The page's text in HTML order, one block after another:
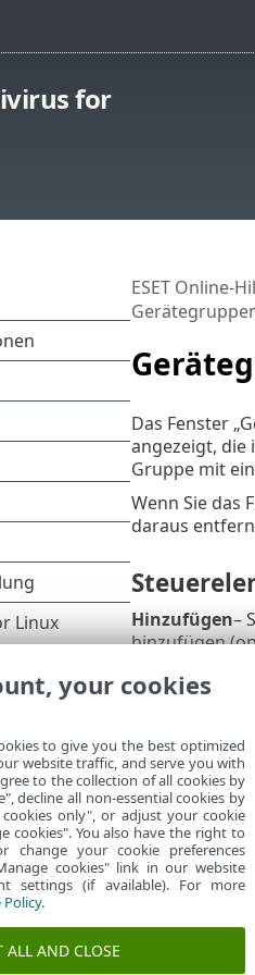
for
ESET Online-
Das Fenster
angezeigt, die
Gruppe mit
Wenn Sie das
daraus
Hinzufügen–
hinzufügen
Bearbeiten
–
–
Importieren–
Klicken Sie auf
Gerätegruppen
your cookies
to give you the best optimized
website traffic, and serve you with
to the collection of all cookies by
decline all non-essential cookies by
only", or adjust your cookie
cookies". You also have the right to
change your cookie preferences
cookies" link in our website
settings (if available). For more
Policy.
ALL AND CLOSE